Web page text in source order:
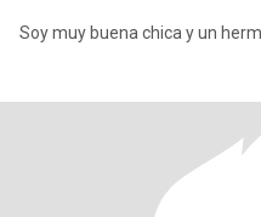
Soy muy buena chica y un